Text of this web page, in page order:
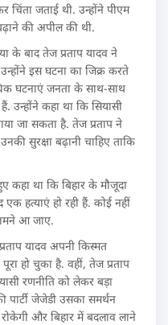
चिंता जताई थी. उन्होंने पीएम
की अपील की थी.
के बाद तेज प्रताप यादव ने
इस घटना का जिक्र करते
घटनाएं जनता के साथ-साथ
उन्होंने कहा था कि सियासी
जा सकता है. तेज प्रताप ने
सुरक्षा बढ़ानी चाहिए ताकि
कहा था कि बिहार के मौजूदा
हत्याएं हो रही हैं. कोई नहीं
आ जाए.
यादव अपनी किस्मत
हो चुका है. वहीं, तेज प्रताप
रणनीति को लेकर बड़ा
पार्टी जेजेडी उसका समर्थन
और बिहार में बदलाव लाने